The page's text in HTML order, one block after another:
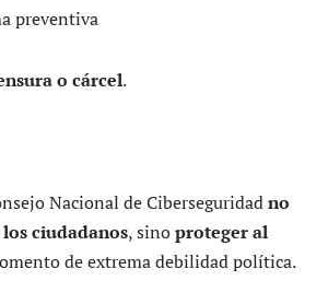
preventiva
o cárcel.
Nacional de Ciberseguridadno
ciudadanos, sinoproteger al
de extrema debilidad política.